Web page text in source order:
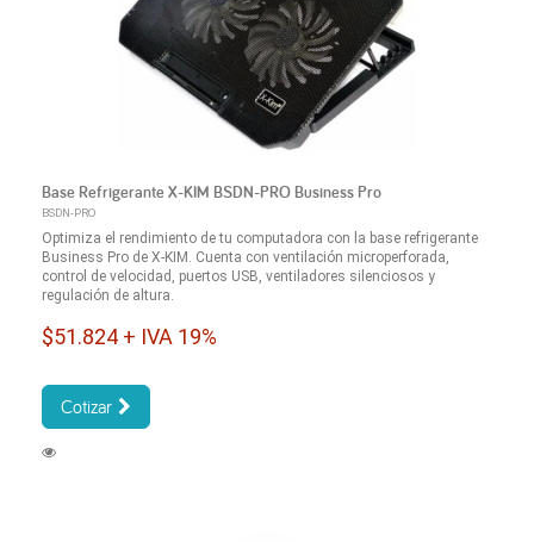
Base Refrigerante X-KIM BSDN-PRO Business Pro
BSDN-PRO
Optimiza el rendimiento de tu computadora con la base refrigerante
Business Pro de X-KIM. Cuenta con ventilación microperforada,
control de velocidad, puertos USB, ventiladores silenciosos y
regulación de altura.
$51.824 + IVA 19%
Cotizar